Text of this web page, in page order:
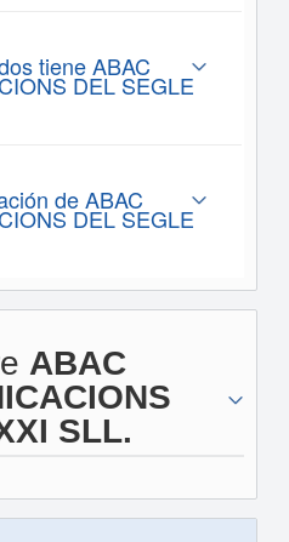
tiene ABAC
DEL SEGLE
de ABAC
DEL SEGLE
ABAC
SLL.